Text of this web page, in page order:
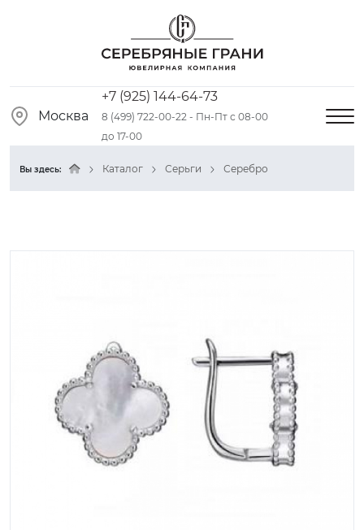
Москва
+7 (925) 144-64-73
8 (499) 722-00-22 - Пн-Пт с 08-00
до 17-00
Вы здесь: Каталог Серьги Серебро